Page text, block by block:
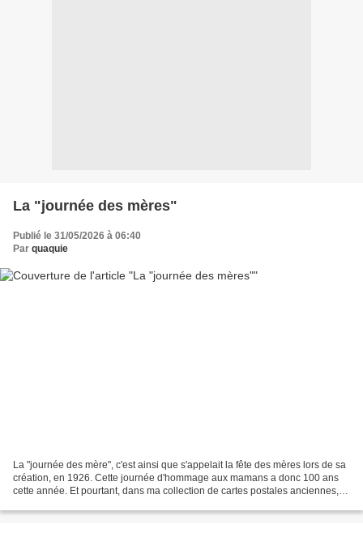
La "journée des mères"
Publié le 31/05/2026 à 06:40
Par quaquie
La "journée des mère", c'est ainsi que s'appelait la fête des mères lors de sa
création, en 1926. Cette journée d'hommage aux mamans a donc 100 ans
cette année. Et pourtant, dans ma collection de cartes postales anciennes,